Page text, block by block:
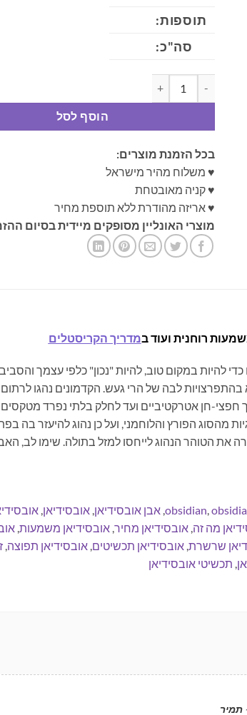
תוספות:
סה"כ:
הוסף לסל
בכל הזמנת מוצרים:
♥ משלוח מהיר מישראל
♥ קניה מאובטחת
♥ אריזה מהודרת ללא תוספת מחיר
מוצרי האונליין מסופקים מיידית בסיום
רוחנית ועוד במדריך הקריסטלים
במקום טוב, להיות "נכון" כלפי עצמך
לבה של הרי געש. הקדמונים נהגו
חן אטרקטיביים ועד לחלק בלתי נפרד מטקסים
מהסוג הפורץ והלוחמני, ועל כן נהוג להיעזר בה
הטוהר הנהוג לייחסו למזל בתולה. שימו לב,
obsidian,
,אבן אובסידיאן,אובסידיאן,
מה זה,אובסידיאן מחיר,אובסידיאן משמעות,
שרשרת,אובסידיאן תכשיטים,אובסידיאן תפוצה,
, תכשיטי אובסידיאן
תמיר